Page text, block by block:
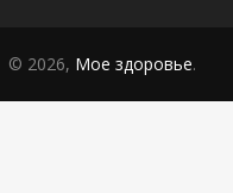
© 2026, Мое здоровье.